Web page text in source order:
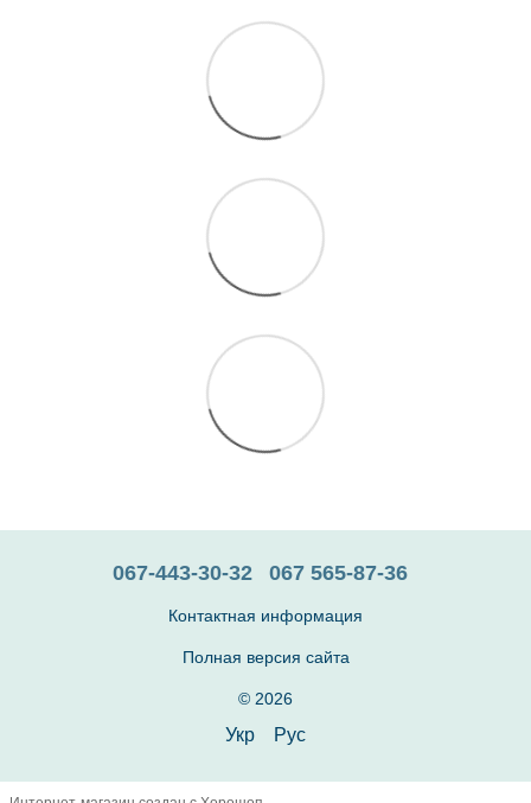
067-443-30-32 067 565-87-36
Контактная информация
Полная версия сайта
© 2026
Укр Рус